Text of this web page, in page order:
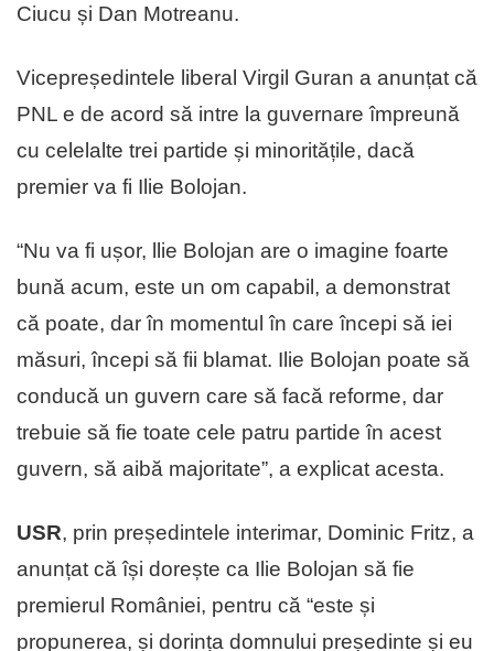
Ciucu și Dan Motreanu.
Vicepreședintele liberal Virgil Guran a anunțat că
PNL e de acord să intre la guvernare împreună
cu celelalte trei partide și minoritățile, dacă
premier va fi Ilie Bolojan.
“Nu va fi ușor, llie Bolojan are o imagine foarte
bună acum, este un om capabil, a demonstrat
că poate, dar în momentul în care începi să iei
măsuri, începi să fii blamat. Ilie Bolojan poate să
conducă un guvern care să facă reforme, dar
trebuie să fie toate cele patru partide în acest
guvern, să aibă majoritate”, a explicat acesta.
USR, prin președintele interimar, Dominic Fritz, a
anunțat că își dorește ca Ilie Bolojan să fie
premierul României, pentru că “este și
propunerea, și dorința domnului președinte și eu